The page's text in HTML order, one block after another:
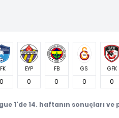
0
EYP
0
FB
0
GS
0
GFK
0
1'de 14. haftanın sonuçları